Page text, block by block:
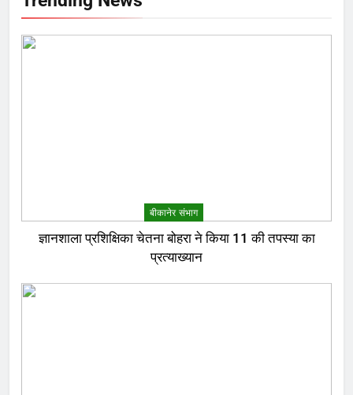
बीकानेर संभाग
ज्ञानशाला प्रशिक्षिका चेतना बोहरा ने किया 11 की तपस्या का
प्रत्याख्यान